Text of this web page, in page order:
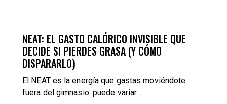
NEAT: EL GASTO CALÓRICO INVISIBLE QUE
DECIDE SI PIERDES GRASA (Y CÓMO
DISPARARLO)
El NEAT es la energía que gastas moviéndote
fuera del gimnasio: puede variar…